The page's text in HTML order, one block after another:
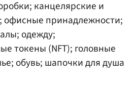
канцелярские и
офисные принадлежности;
одежду;
токены (NFT); головные
обувь; шапочки для душа